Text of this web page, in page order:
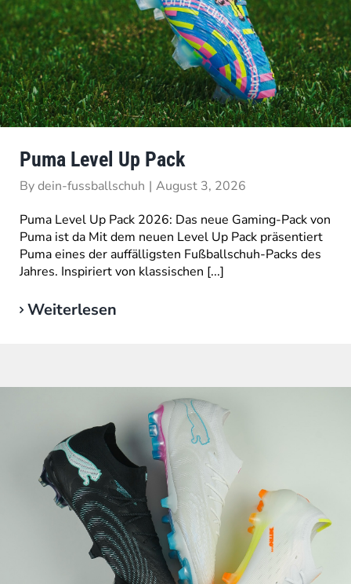
Puma Level Up Pack
Bydein-fussballschuh | August 3, 2026
Puma Level Up Pack 2026: Das neue Gaming-Pack von
Puma ist da Mit dem neuen Level Up Pack präsentiert
Puma eines der auffälligsten Fußballschuh-Packs des
Jahres. Inspiriert von klassischen [...]
Weiterlesen